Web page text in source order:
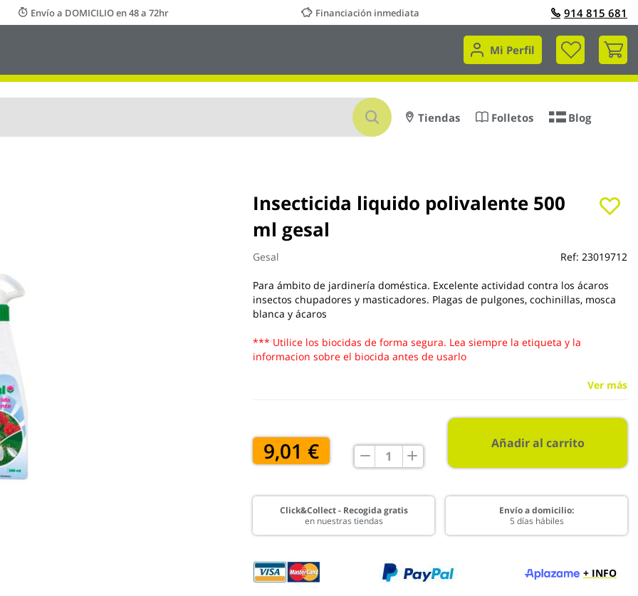
Envío a DOMICILIO en 48 a 72hr Financiación inmediata 914 815 681
Mi Perfil
Mi
Buscar
Tiendas Folletos Blog
Insecticida liquido polivalente 500
ml gesal
Gesal Ref: 23019712
Para ámbito de jardinería doméstica. Excelente actividad contra los ácaros
insectos chupadores y masticadores. Plagas de pulgones, cochinillas, mosca
blanca y ácaros
*** Utilice los biocidas de forma segura. Lea siempre la etiqueta y la
informacion sobre el biocida antes de usarlo
Ver más
9,01 € Añadir al carrito
Click&Collect - Recogida gratis
en nuestras tiendas
Envío a domicilio:
5 días hábiles
+ INFO